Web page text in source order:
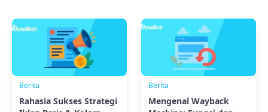
Berita
Rahasia Sukses Strategi
Berita
Mengenal Wayback